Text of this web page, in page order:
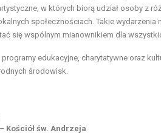
w których biorą udział osoby z
społecznościach. Takie
się wspólnym mianownikiem dla
edukacyjne, charytatywne oraz
środowisk.
Kościół św. Andrzeja